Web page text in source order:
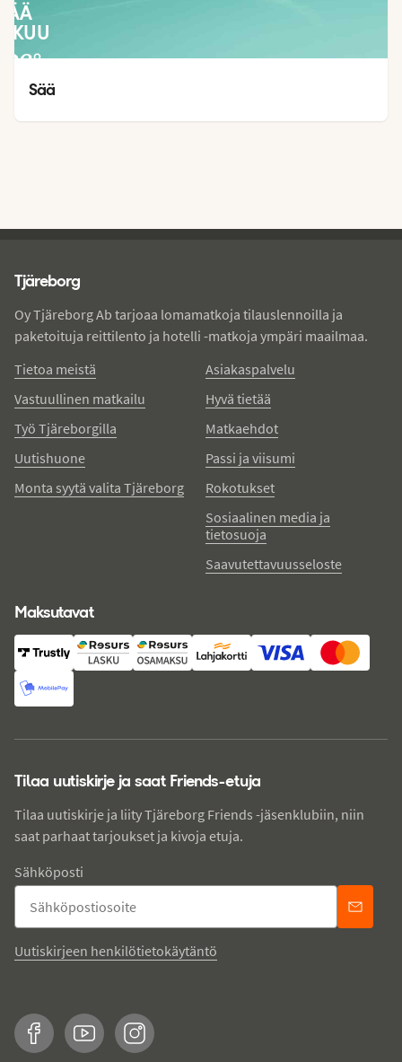
26°
25°
Sää
Tjäreborg
Oy Tjäreborg Ab tarjoaa lomamatkoja tilauslennoilla ja
paketoituja reittilento ja hotelli -matkoja ympäri maailmaa.
Tietoa meistä
Vastuullinen matkailu
Työ Tjäreborgilla
Uutishuone
Monta syytä valita Tjäreborg
Asiakaspalvelu
Hyvä tietää
Matkaehdot
Passi ja viisumi
Rokotukset
Sosiaalinen media ja
tietosuoja
Saavutettavuusseloste
Maksutavat
Tilaa uutiskirje ja saat Friends-etuja
Tilaa uutiskirje ja liity Tjäreborg Friends -jäsenklubiin, niin
saat parhaat tarjoukset ja kivoja etuja.
Sähköposti
Uutiskirjeen henkilötietokäytäntö
FacebookYouTubeInstagram